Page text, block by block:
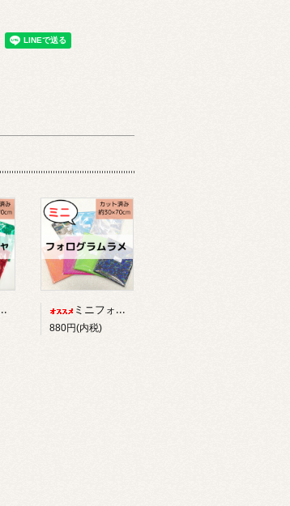
ミニフォログラム/ラメ【カット済み】
880円(内税)